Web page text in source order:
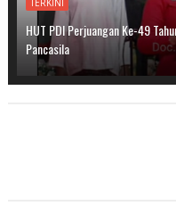
TERKINI
HUT PDI Perjuangan Ke-49
Pancasila